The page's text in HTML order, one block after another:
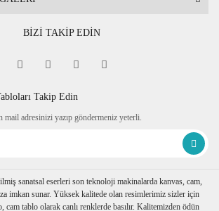
BİZİ TAKİP EDİN
Takip Edin
mail adresinizi yazıp göndermeniz yeterli.
sanatsal eserleri son teknoloji makinalarda kanvas, cam,
imkan sunar. Yüksek kalitede olan resimlerimiz sizler için
cam tablo olarak canlı renklerde basılır. Kalitemizden ödün